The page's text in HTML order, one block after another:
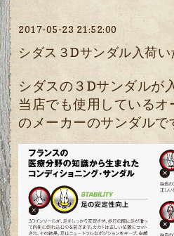
2017-05-23 21:52:00
シダス３Dサンダル入荷い
シダスの３Dサンダルが
当店でも使用しているオ
のメーカーのサンダルで